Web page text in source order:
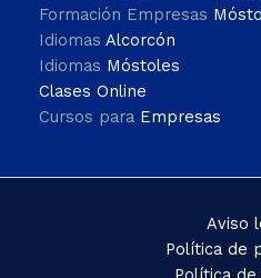
Formación Empresas
Idiomas Alcorcón
Idiomas Móstoles
Clases Online
Cursos para Empresas
Aviso
Política de